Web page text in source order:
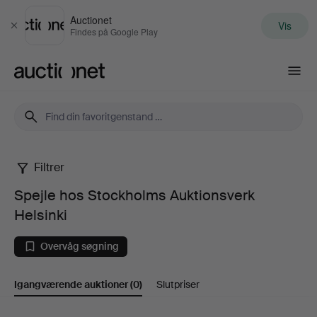
Luk
Auctionet
Findes på Google Play Vis
Spejle
hos
Stockholms
Auktionsverk
Filtrer
Spejle hos Stockholms Auktionsverk
Helsinki
Overvåg søgning
Igangværende auktioner(0) Slutpriser